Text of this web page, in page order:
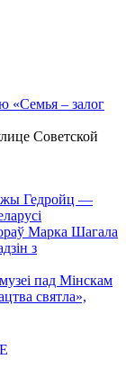
«Семья – залог
Советской
Гедройц —
Марка Шагала
з
пад Мінскам
святла»,